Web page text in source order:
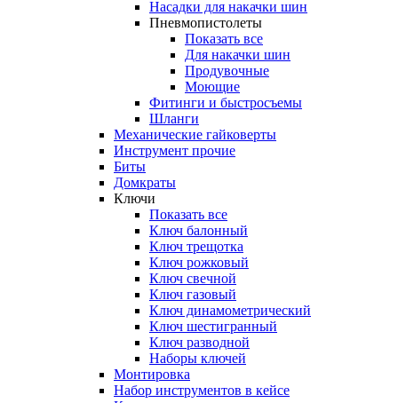
Насадки для накачки шин
Пневмопистолеты
Показать все
Для накачки шин
Продувочные
Моющие
Фитинги и быстросъемы
Шланги
Механические гайковерты
Инструмент прочиe
Биты
Домкраты
Ключи
Показать все
Ключ балонный
Ключ трещотка
Ключ рожковый
Ключ свечной
Ключ газовый
Ключ динамометрический
Ключ шестигранный
Ключ разводной
Наборы ключей
Монтировка
Набор инструментов в кейсе